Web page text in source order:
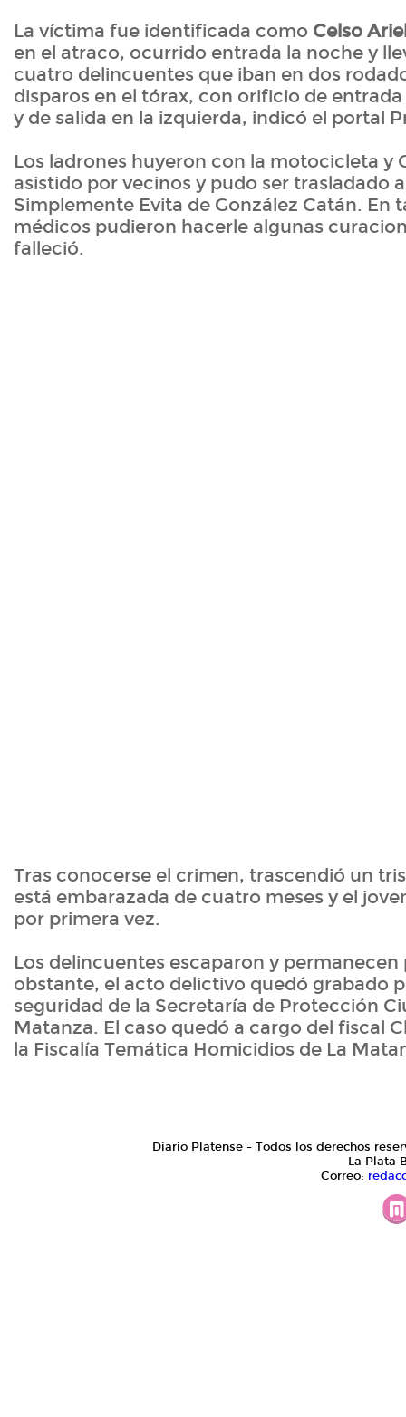
La víctima fue identificada como Celso
en el atraco, ocurrido entrada la noche y
cuatro delincuentes que iban en dos
disparos en el tórax, con orificio de
y de salida en la izquierda, indicó el portal
Los ladrones huyeron con la motocicleta y
asistido por vecinos y pudo ser trasladado
Simplemente Evita de González Catán. En
médicos pudieron hacerle algunas
falleció.
Tras conocerse el crimen, trascendió un
está embarazada de cuatro meses y el
por primera vez.
Los delincuentes escaparon y
obstante, el acto delictivo quedó grabado
seguridad de la Secretaría de Protección
Matanza. El caso quedó a cargo del fiscal
la Fiscalía Temática Homicidios de La
Diario Platense - Todos los derechos
La Plata
Correo: